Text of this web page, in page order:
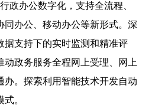
政办公数字化，支持全流程、
办公、移动办公等新形式。深
据支持下的实时监测和精准评
政务服务全程网上受理、网上
办。探索利用智能技术开发自动
。